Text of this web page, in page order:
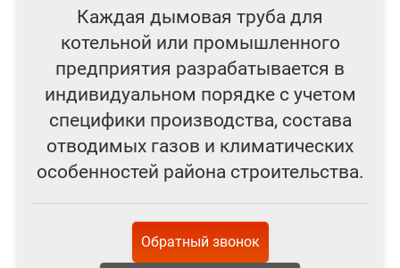
Каждая дымовая труба для
котельной или промышленного
предприятия разрабатывается в
индивидуальном порядке с учетом
специфики производства, состава
отводимых газов и климатических
особенностей района строительства.
Обратный звонок